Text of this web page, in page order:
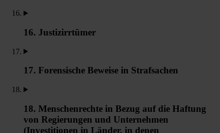
16. Justizirrtümer
17. Forensische Beweise in Strafsachen
18. Menschenrechte in Bezug auf die Haftung
von Regierungen und Unternehmen
(Investitionen in Länder, in denen